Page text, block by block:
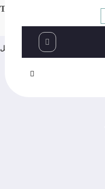
Tag: خياطة القفطان المغربي
عاجل